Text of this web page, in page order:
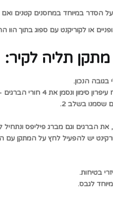
הסדר במיוחד במחסנים קטנים ואם
או לקוריקנט עם ספוג בתוך
תליה לקיר:
הנכון.
הברגים – יש לוודא והמתקן ישר ומפולס.
הברגים וגם מברג פיליפס ונתחיל
יש להפעיל לחץ על המתקן עם
בטיחות.
לגבס.